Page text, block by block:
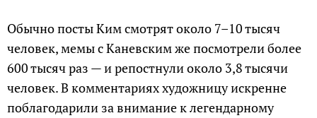
Обычно посты Ким смотрят около 7–10 тысяч
человек, мемы с Каневским же посмотрели более
600 тысяч раз — и репостнули около 3,8 тысячи
человек. В комментариях художницу искренне
поблагодарили за внимание к легендарному